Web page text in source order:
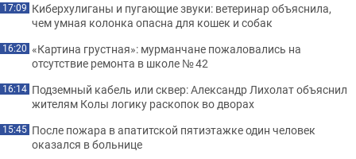
17:09 Киберхулиганы и пугающие звуки: ветеринар объяснила,
чем умная колонка опасна для кошек и собак
16:20 «Картина грустная»: мурманчане пожаловались на
отсутствие ремонта в школе № 42
16:14 Подземный кабель или сквер: Александр Лихолат объяснил
жителям Колы логику раскопок во дворах
15:45 После пожара в апатитской пятиэтажке один человек
оказался в больнице